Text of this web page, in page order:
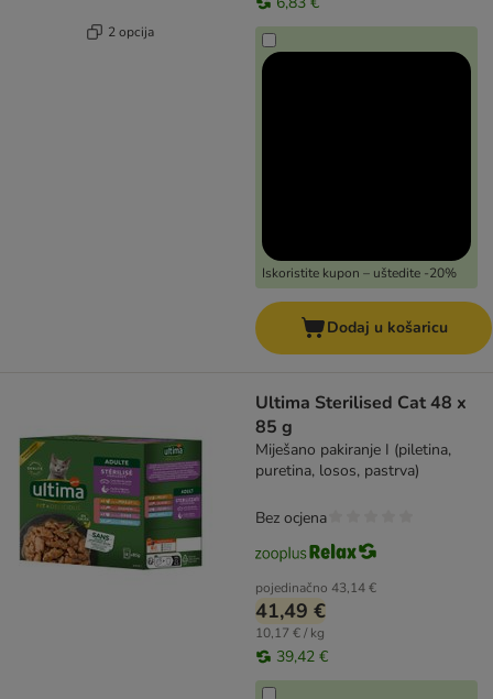
2 opcija
Iskoristite kupon – uštedite -20%
Dodaj u košaricu
Ultima Sterilised Cat 48 x
85 g
Miješano pakiranje I (piletina,
puretina, losos, pastrva)
pojedinačno 43,14 €
41,49 €
10,17 € / kg
39,42 €
Bez ocjena